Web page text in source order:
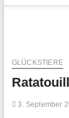
GLÜCKSTIERE
3. September